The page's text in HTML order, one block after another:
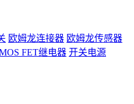
欧姆龙连接器 欧姆龙传感器
FET继电器 开关电源